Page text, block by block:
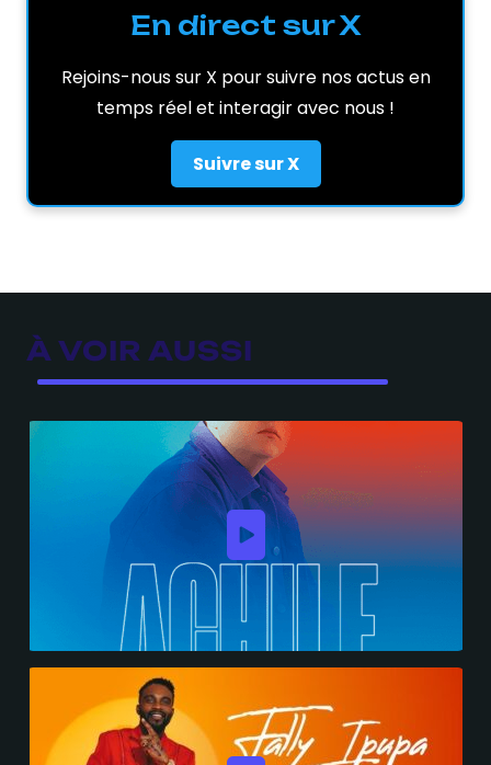
En direct sur X
Rejoins-nous sur X pour suivre nos actus en
temps réel et interagir avec nous !
Suivre sur X
À VOIR AUSSI